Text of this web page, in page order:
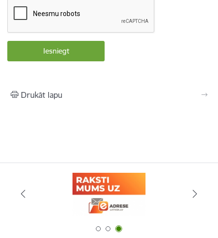
Drukāt lapu